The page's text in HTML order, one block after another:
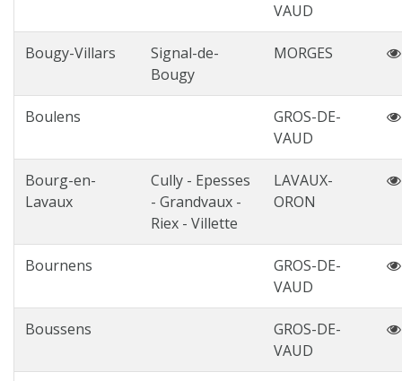
VAUD
Bougy-Villars
Signal-de-
Bougy
MORGES
Boulens
GROS-DE-
VAUD
Bourg-en-
Lavaux
Cully - Epesses
- Grandvaux -
Riex - Villette
LAVAUX-
ORON
Bournens
GROS-DE-
VAUD
Boussens
GROS-DE-
VAUD